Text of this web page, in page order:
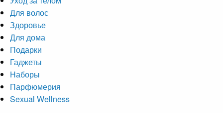
Для волос
Здоровье
Для дома
Подарки
Гаджеты
Наборы
Парфюмерия
Sexual Wellness